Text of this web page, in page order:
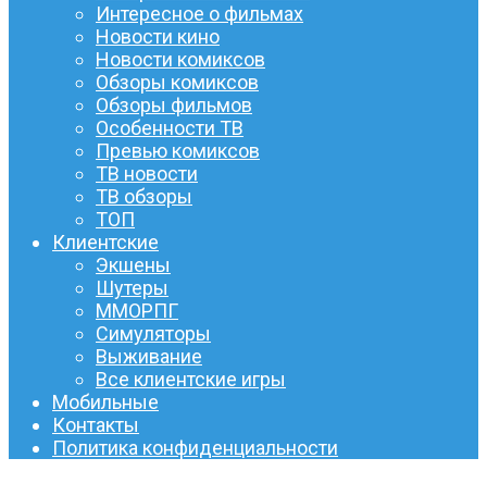
Интересное о фильмах
Новости кино
Новости комиксов
Обзоры комиксов
Обзоры фильмов
Особенности ТВ
Превью комиксов
ТВ новости
ТВ обзоры
ТОП
Клиентские
Экшены
Шутеры
ММОРПГ
Симуляторы
Выживание
Все клиентские игры
Мобильные
Контакты
Политика конфиденциальности